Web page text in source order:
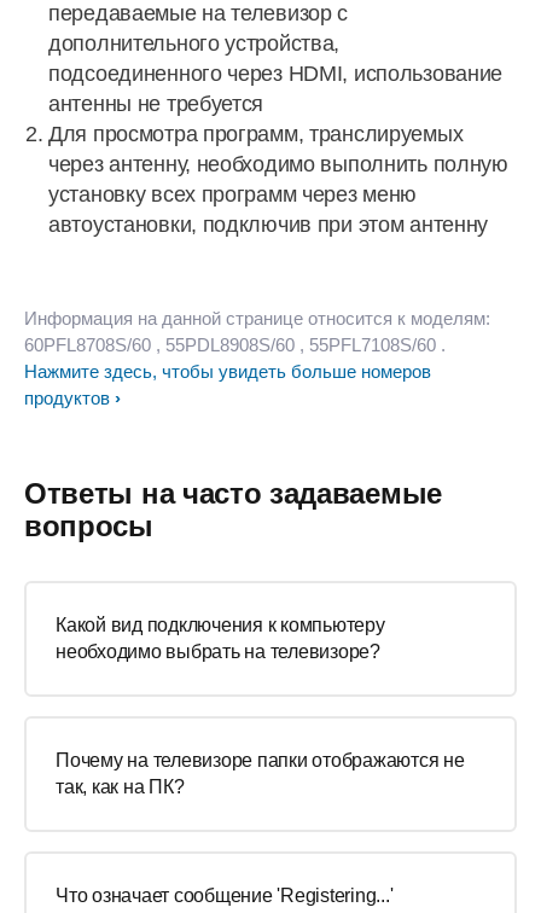
передаваемые на телевизор с
дополнительного устройства,
подсоединенного через HDMI, использование
антенны не требуется
Для просмотра программ, транслируемых
через антенну, необходимо выполнить полную
установку всех программ через меню
автоустановки, подключив при этом антенну
Информация на данной странице относится к моделям:
60PFL8708S/60 , 55PDL8908S/60 , 55PFL7108S/60 .
Нажмите здесь, чтобы увидеть больше номеров
продуктов
Ответы на часто задаваемые
вопросы
Какой вид подключения к компьютеру
необходимо выбрать на телевизоре?
Почему на телевизоре папки отображаются не
так, как на ПК?
Что означает сообщение 'Registering...'